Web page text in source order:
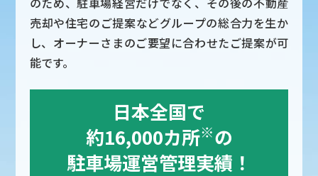
売却や住宅のご提案などグループの総合力を生か
し、オーナーさまのご要望に合わせたご提案が可
能です。
日本全国で
約16,000カ所※の
駐車場運営管理実績！